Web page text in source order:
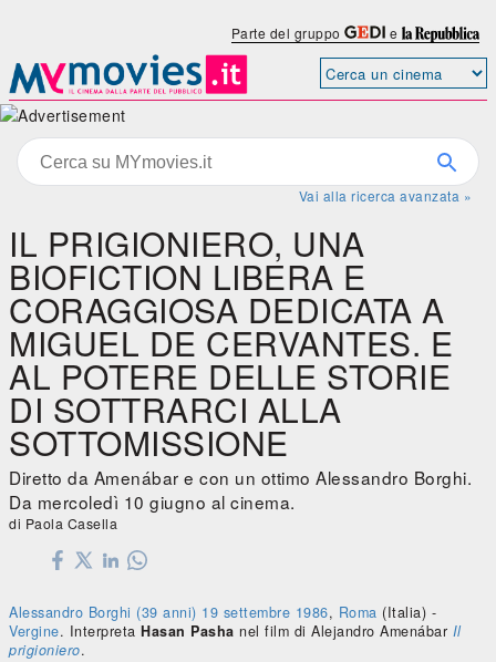
Parte del gruppo e
Vai alla ricerca avanzata »
IL PRIGIONIERO, UNA
BIOFICTION LIBERA E
CORAGGIOSA DEDICATA A
MIGUEL DE CERVANTES. E
AL POTERE DELLE STORIE
DI SOTTRARCI ALLA
SOTTOMISSIONE
Diretto da Amenábar e con un ottimo Alessandro Borghi.
Da mercoledì 10 giugno al cinema.
di Paola Casella
Alessandro Borghi (39 anni) 19 settembre 1986, Roma (Italia) -
Vergine. Interpreta Hasan Pasha nel film di Alejandro Amenábar Il
prigioniero.